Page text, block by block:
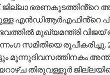
ഭരണകൂടത്തിൻ്റെ
എൻഡിആർഎഫിൻ്റെ
മുഖ്യമന്ത്രി
സമിതിയെ രൂപീകരിച്ചു.
മൂന്നുദിവസത്തിനകം അന്തിമ
തിരുവള്ളൂർ